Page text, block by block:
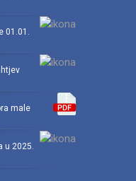
01.01.
male
u 2025.